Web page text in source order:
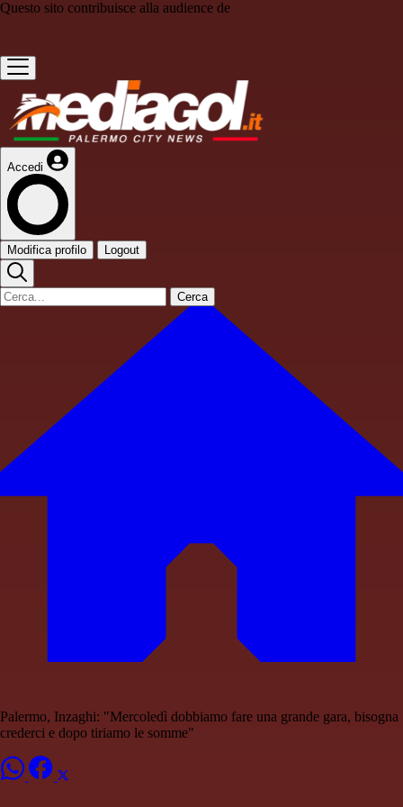
Questo sito contribuisce alla audience de
Accedi
Modifica profilo Logout
Cerca
Palermo, Inzaghi: "Mercoledì dobbiamo fare una grande gara, bisogna
crederci e dopo tiriamo le somme"